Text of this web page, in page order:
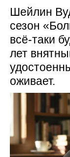
Шейлин
сезон
всё-таки
лет
оживает.